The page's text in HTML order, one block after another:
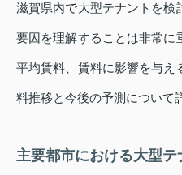
滋賀県内で大型テナントを検
要因を理解することは非常に
平均賃料、賃料に影響を与え
料推移と今後の予測について
主要都市における大型